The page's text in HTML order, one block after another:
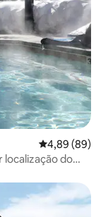
4,89 de uma
4,89 (89)
localização do